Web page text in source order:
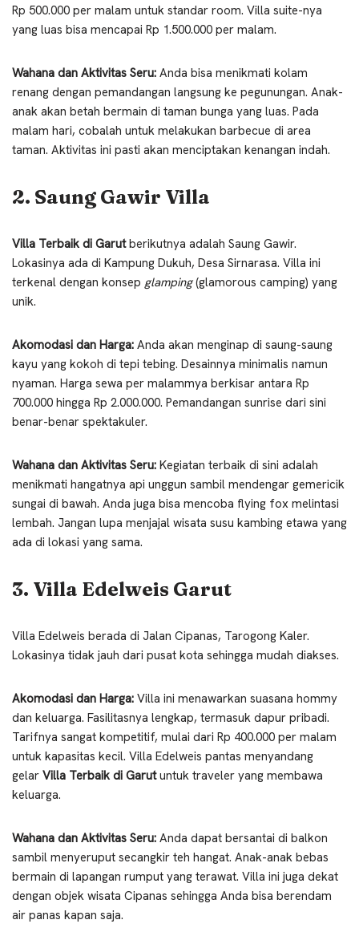
Rp 500.000 per malam untuk standar room. Villa suite-nya
yang luas bisa mencapai Rp 1.500.000 per malam.
Wahana dan Aktivitas Seru: Anda bisa menikmati kolam
renang dengan pemandangan langsung ke pegunungan. Anak-
anak akan betah bermain di taman bunga yang luas. Pada
malam hari, cobalah untuk melakukan barbecue di area
taman. Aktivitas ini pasti akan menciptakan kenangan indah.
2. Saung Gawir Villa
Villa Terbaik di Garutberikutnya adalah Saung Gawir.
Lokasinya ada di Kampung Dukuh, Desa Sirnarasa. Villa ini
terkenal dengan konsep glamping(glamorous camping) yang
unik.
Akomodasi dan Harga: Anda akan menginap di saung-saung
kayu yang kokoh di tepi tebing. Desainnya minimalis namun
nyaman. Harga sewa per malammya berkisar antara Rp
700.000 hingga Rp 2.000.000. Pemandangan sunrise dari sini
benar-benar spektakuler.
Wahana dan Aktivitas Seru: Kegiatan terbaik di sini adalah
menikmati hangatnya api unggun sambil mendengar gemericik
sungai di bawah. Anda juga bisa mencoba flying fox melintasi
lembah. Jangan lupa menjajal wisata susu kambing etawa yang
ada di lokasi yang sama.
3. Villa Edelweis Garut
Villa Edelweis berada di Jalan Cipanas, Tarogong Kaler.
Lokasinya tidak jauh dari pusat kota sehingga mudah diakses.
Akomodasi dan Harga: Villa ini menawarkan suasana hommy
dan keluarga. Fasilitasnya lengkap, termasuk dapur pribadi.
Tarifnya sangat kompetitif, mulai dari Rp 400.000 per malam
untuk kapasitas kecil. Villa Edelweis pantas menyandang
gelar Villa Terbaik di Garutuntuk traveler yang membawa
keluarga.
Wahana dan Aktivitas Seru: Anda dapat bersantai di balkon
sambil menyeruput secangkir teh hangat. Anak-anak bebas
bermain di lapangan rumput yang terawat. Villa ini juga dekat
dengan objek wisata Cipanas sehingga Anda bisa berendam
air panas kapan saja.